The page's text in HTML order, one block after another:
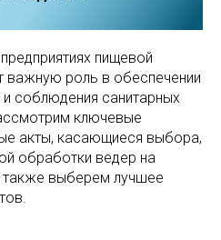
пищевой
важную роль в обеспечении
соблюдения санитарных
ключевые
акты, касающиеся выбора,
обработки ведер на
также выберем лучшее